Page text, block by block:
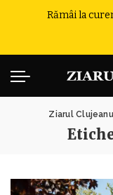
Rămâi la
Ziarul